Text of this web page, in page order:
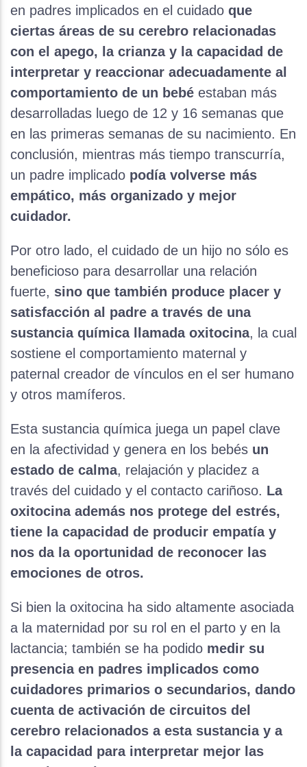
en padres implicados en el cuidado que
ciertas áreas de su cerebro relacionadas
con el apego, la crianza y la capacidad de
interpretar y reaccionar adecuadamente al
comportamiento de un bebé estaban más
desarrolladas luego de 12 y 16 semanas que
en las primeras semanas de su nacimiento. En
conclusión, mientras más tiempo transcurría,
un padre implicado podía volverse más
empático, más organizado y mejor
cuidador.
Por otro lado, el cuidado de un hijo no sólo es
beneficioso para desarrollar una relación
fuerte, sino que también produce placer y
satisfacción al padre a través de una
sustancia química llamada oxitocina, la cual
sostiene el comportamiento maternal y
paternal creador de vínculos en el ser humano
y otros mamíferos.
Esta sustancia química juega un papel clave
en la afectividad y genera en los bebés un
estado de calma, relajación y placidez a
través del cuidado y el contacto cariñoso. La
oxitocina además nos protege del estrés,
tiene la capacidad de producir empatía y
nos da la oportunidad de reconocer las
emociones de otros.
Si bien la oxitocina ha sido altamente asociada
a la maternidad por su rol en el parto y en la
lactancia; también se ha podido medir su
presencia en padres implicados como
cuidadores primarios o secundarios, dando
cuenta de activación de circuitos del
cerebro relacionados a esta sustancia y a
la capacidad para interpretar mejor las